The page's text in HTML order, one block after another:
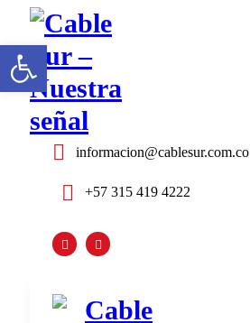
Saltar
contenido
informacion@cablesur.com.co
+57 315 419 4222
Abrir barra de herramientas